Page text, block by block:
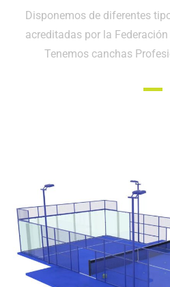
Disponemos de diferentes
acreditadas por la
Tenemos canchas